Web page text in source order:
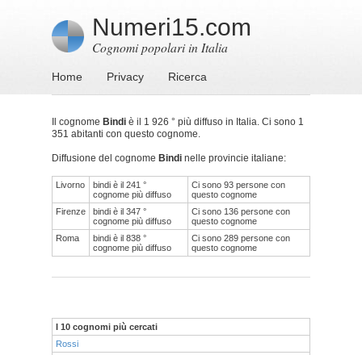
Numeri15.com
Cognomi popolari in Italia
Home Privacy Ricerca
Il cognome Bindi è il 1 926 ° più diffuso in Italia. Ci sono 1
351 abitanti con questo cognome.
Diffusione del cognome Bindi nelle provincie italiane:
Livorno
bindi è il 241 °
cognome più diffuso
Ci sono 93 persone con
questo cognome
Firenze
bindi è il 347 °
cognome più diffuso
Ci sono 136 persone con
questo cognome
Roma
bindi è il 838 °
cognome più diffuso
Ci sono 289 persone con
questo cognome
I 10 cognomi più cercati
Rossi